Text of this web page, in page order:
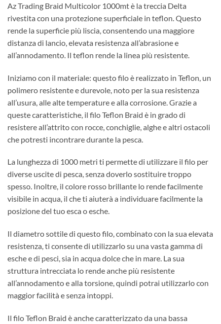
Az Trading Braid Multicolor 1000mt è la treccia Delta
rivestita con una protezione superficiale in teflon. Questo
rende la superficie più liscia, consentendo una maggiore
distanza di lancio, elevata resistenza all’abrasione e
all’annodamento. Il teflon rende la linea più resistente.
Iniziamo con il materiale: questo filo è realizzato in Teflon, un
polimero resistente e durevole, noto per la sua resistenza
all’usura, alle alte temperature e alla corrosione. Grazie a
queste caratteristiche, il filo Teflon Braid è in grado di
resistere all’attrito con rocce, conchiglie, alghe e altri ostacoli
che potresti incontrare durante la pesca.
La lunghezza di 1000 metri ti permette di utilizzare il filo per
diverse uscite di pesca, senza doverlo sostituire troppo
spesso. Inoltre, il colore rosso brillante lo rende facilmente
visibile in acqua, il che ti aiuterà a individuare facilmente la
posizione del tuo esca o esche.
Il diametro sottile di questo filo, combinato con la sua elevata
resistenza, ti consente di utilizzarlo su una vasta gamma di
esche e di pesci, sia in acqua dolce che in mare. La sua
struttura intrecciata lo rende anche più resistente
all’annodamento e alla torsione, quindi potrai utilizzarlo con
maggior facilità e senza intoppi.
Il filo Teflon Braid è anche caratterizzato da una bassa